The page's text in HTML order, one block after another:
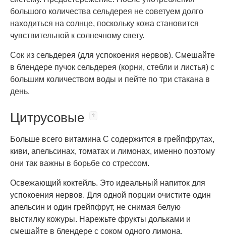
большого количества сельдерея не советуем долго
находиться на солнце, поскольку кожа становится
чувствительной к солнечному свету.
Сок из сельдерея (для успокоения нервов). Смешайте
в блендере пучок сельдерея (корни, стебли и листья) с
большим количеством воды и пейте по три стакана в
день.
Цитрусовые
Больше всего витамина С содержится в грейпфрутах,
киви, апельсинах, томатах и лимонах, именно поэтому
они так важны в борьбе со стрессом.
Освежающий коктейль. Это идеальный напиток для
успокоения нервов. Для одной порции очистите один
апельсин и один грейпфрут, не снимая белую
выстилку кожуры. Нарежьте фрукты дольками и
смешайте в блендере с соком одного лимона.